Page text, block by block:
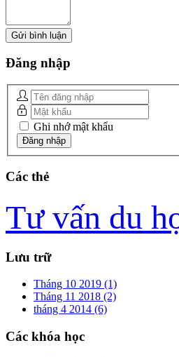
Đăng nhập
Ghi nhớ mật khẩu
Các thẻ
Tư vấn du
Lưu trữ
Tháng 10 2019 (1)
Tháng 11 2018 (2)
tháng 4 2014 (6)
Các khóa học